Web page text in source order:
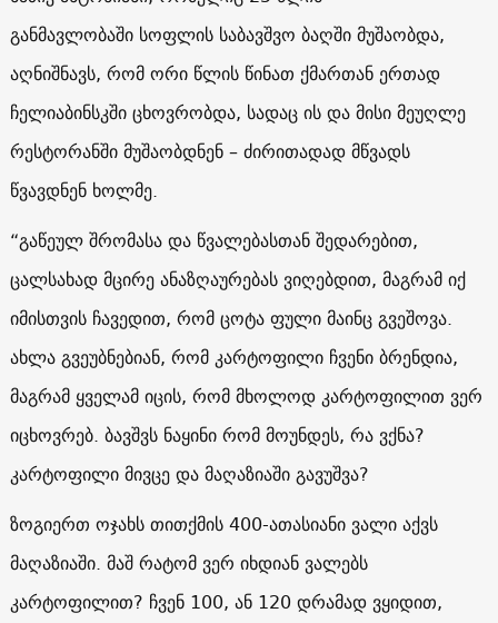
განმავლობაში სოფლის საბავშვო ბაღში მუშაობდა,
აღნიშნავს, რომ ორი წლის წინათ ქმართან ერთად
ჩელიაბინსკში ცხოვრობდა, სადაც ის და მისი მეუღლე
რესტორანში მუშაობდნენ – ძირითადად მწვადს
წვავდნენ ხოლმე.
“გაწეულ შრომასა და წვალებასთან შედარებით,
ცალსახად მცირე ანაზღაურებას ვიღებდით, მაგრამ იქ
იმისთვის ჩავედით, რომ ცოტა ფული მაინც გვეშოვა.
ახლა გვეუბნებიან, რომ კარტოფილი ჩვენი ბრენდია,
მაგრამ ყველამ იცის, რომ მხოლოდ კარტოფილით ვერ
იცხოვრებ. ბავშვს ნაყინი რომ მოუნდეს, რა ვქნა?
კარტოფილი მივცე და მაღაზიაში გავუშვა?
ზოგიერთ ოჯახს თითქმის 400-ათასიანი ვალი აქვს
მაღაზიაში. მაშ რატომ ვერ იხდიან ვალებს
კარტოფილით? ჩვენ 100, ან 120 დრამად ვყიდით,